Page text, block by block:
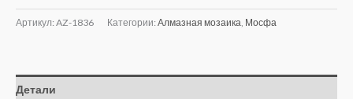
Артикул: AZ-1836 Категории: Алмазная мозаика Мосфа
Детали